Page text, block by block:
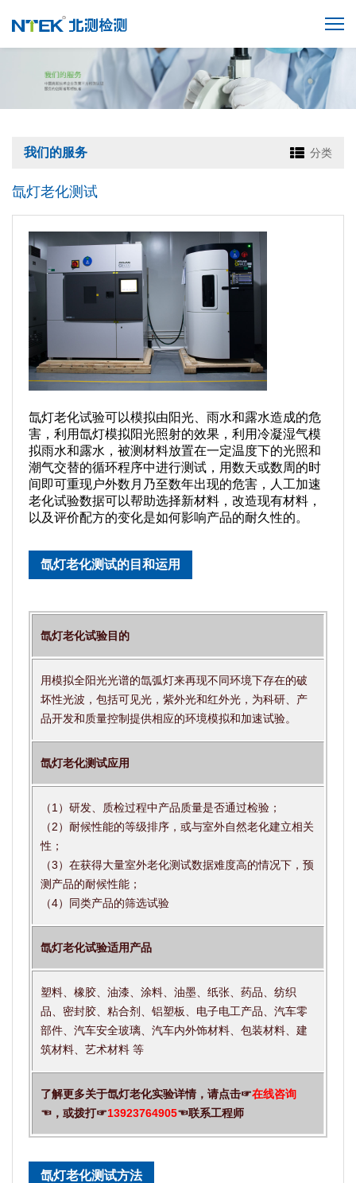
我们的服务 分类
氙灯老化测试
氙灯老化试验可以模拟由阳光、雨水和露水造成的危
害，利用氙灯模拟阳光照射的效果，利用冷凝湿气模
拟雨水和露水，被测材料放置在一定温度下的光照和
潮气交替的循环程序中进行测试，用数天或数周的时
间即可重现户外数月乃至数年出现的危害，人工加速
老化试验数据可以帮助选择新材料，改造现有材料，
以及评价配方的变化是如何影响产品的耐久性的。
氙灯老化测试的目和运用
氙灯老化试验目的
用模拟全阳光光谱的氙弧灯来再现不同环境下存在的破
坏性光波，包括可见光，紫外光和红外光，为科研、产
品开发和质量控制提供相应的环境模拟和加速试验。
氙灯老化测试应用
（1）研发、质检过程中产品质量是否通过检验；
（2）耐候性能的等级排序，或与室外自然老化建立相关
性；
（3）在获得大量室外老化测试数据难度高的情况下，预
测产品的耐候性能；
（4）同类产品的筛选试验
氙灯老化试验适用产品
塑料、橡胶、油漆、涂料、油墨、纸张、药品、纺织
品、密封胶、粘合剂、铝塑板、电子电工产品、汽车零
部件、汽车安全玻璃、汽车内外饰材料、包装材料、建
筑材料、艺术材料 等
了解更多关于氙灯老化实验详情，请点击☞在线咨询
☜，或拨打☞13923764905☜联系工程师
氙灯老化测试方法